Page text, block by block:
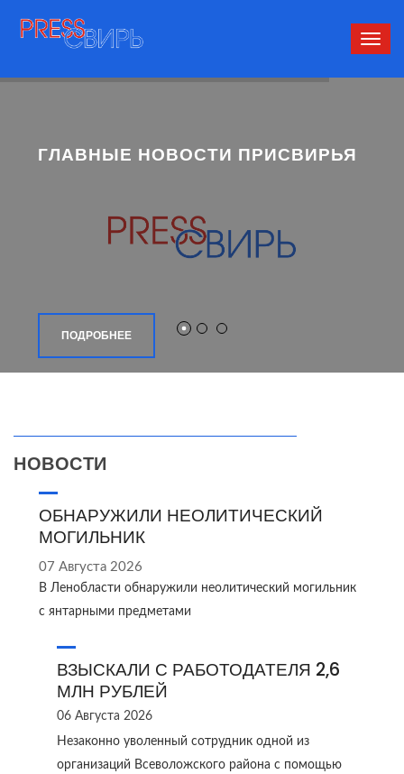
ГЛАВНЫЕ НОВОСТИ ПРИСВИРЬЯ
ПОДРОБНЕЕ
НОВОСТИ
ОБНАРУЖИЛИ НЕОЛИТИЧЕСКИЙ
МОГИЛЬНИК
07 Августа 2026
В Ленобласти обнаружили неолитический могильник
с янтарными предметами
ВЗЫСКАЛИ С РАБОТОДАТЕЛЯ 2,6
МЛН РУБЛЕЙ
06 Августа 2026
Незаконно уволенный сотрудник одной из
организаций Всеволожского района с помощью